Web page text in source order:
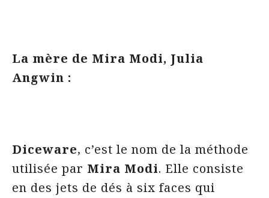
La mère de Mira Modi, Julia
Angwin :
Diceware, c’est le nom de la méthode
utilisée par Mira Modi. Elle consiste
en des jets de dés à six faces qui